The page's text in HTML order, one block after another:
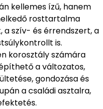
kellemes ízű, hanem
rosttartalma
szív- és érrendszert, a
is.
korosztály számára
a változatos,
gondozása és
a családi asztalra,